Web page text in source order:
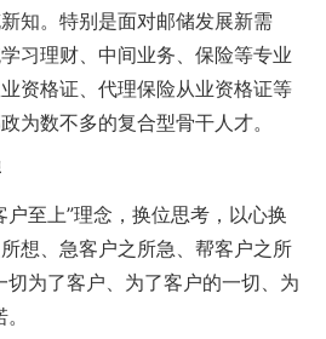
知。特别是面对邮储发展新需
习理财、中间业务、保险等专业
资格证、代理保险从业资格证等
为数不多的复合型骨干人才。
至上”理念，换位思考，以心换
想、急客户之所急、帮客户之所
切为了客户、为了客户的一切、为